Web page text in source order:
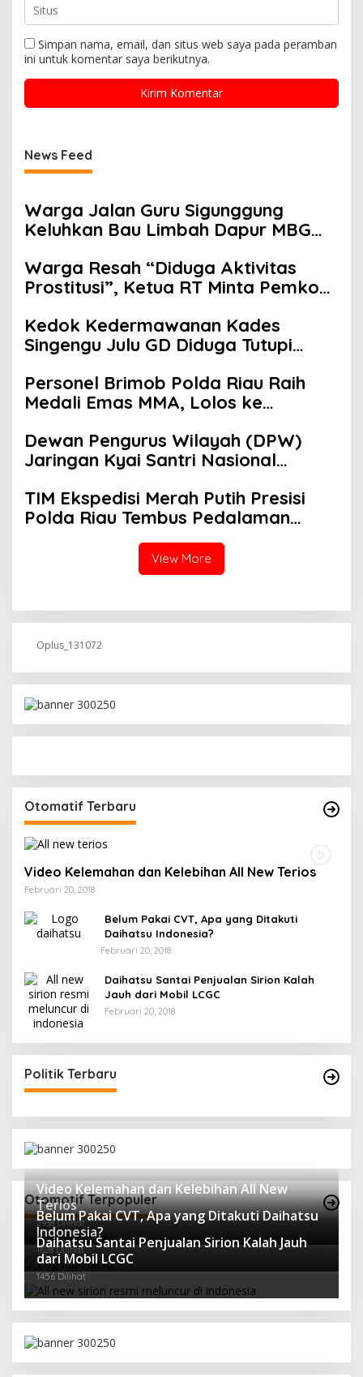
Simpan nama, email, dan situs web saya pada peramban
ini untuk komentar saya berikutnya.
News Feed
Warga Jalan Guru Sigunggung
Keluhkan Bau Limbah Dapur MBG
Warga Resah “Diduga Aktivitas
Prostitusi”, Ketua RT Minta Pemko
Aktivitas Z Homestay di Jalan
Tanjung Datuk
Kedok Kedermawanan Kades
Singengu Julu GD Diduga Tutupi
Personel Brimob Polda Riau Raih
Medali Emas MMA, Lolos ke
Dewan Pengurus Wilayah (DPW)
Jaringan Kyai Santri Nasional
kunjungan silaturahmi dan audiensi
ke Badan Kesatuan Bangsa dan
Politik (Kesbangpol) Provinsi Riau
TIM Ekspedisi Merah Putih Presisi
Polda Riau Tembus Pedalaman
Merah Putih Hadirkan Kepedulian
Nyata untuk Negeri
View More
Oplus_131072
Otomatif Terbaru
Video Kelemahan dan Kelebihan All New Terios
Februari 20, 2018
Belum Pakai CVT, Apa yang Ditakuti
Daihatsu Indonesia?
Februari 20, 2018
Daihatsu Santai Penjualan Sirion Kalah
Jauh dari Mobil LCGC
Februari 20, 2018
Politik Terbaru
Otomotif Terpopuler
Video Kelemahan dan Kelebihan All New
Terios
2938 Dilihat
Belum Pakai CVT, Apa yang Ditakuti Daihatsu
Indonesia?
1628 Dilihat
Daihatsu Santai Penjualan Sirion Kalah Jauh
dari Mobil LCGC
1456 Dilihat